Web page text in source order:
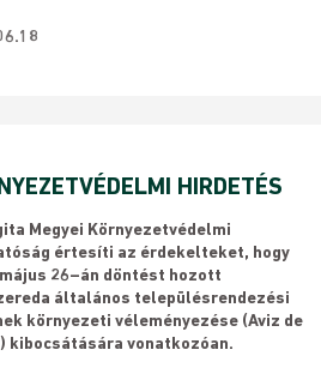
HIRDETÉS
Megyei Környezetvédelmi
értesíti az érdekelteket, hogy
26–án döntést hozott
általános településrendezési
környezeti véleményezése (Aviz de
kibocsátására vonatkozóan.